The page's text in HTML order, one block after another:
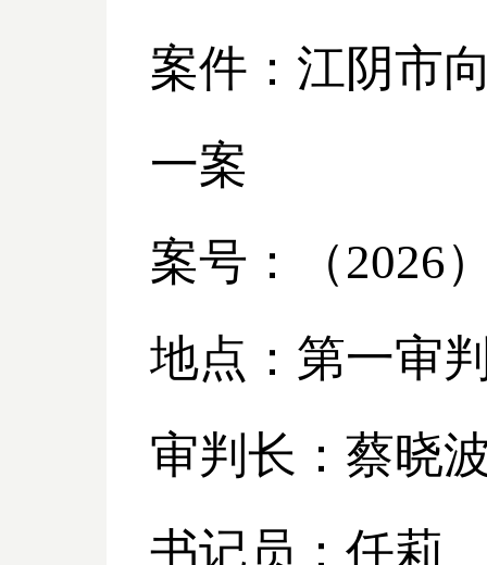
案件：江阴市
一案
案号：（2026
地点：第一审
审判长：蔡晓
书记员：任莉